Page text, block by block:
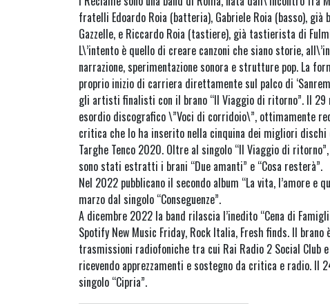
fratelli Edoardo Roia (batteria), Gabriele Roia (basso), già
Gazzelle, e Riccardo Roia (tastiere), già tastierista di
L\’intento è quello di creare canzoni che siano storie,
narrazione, sperimentazione sonora e strutture pop. La
proprio inizio di carriera direttamente sul palco di
gli artisti finalisti con il brano “Il Viaggio di ritorno”. Il
esordio discografico \”Voci di corridoio\”, ottimamente
critica che lo ha inserito nella cinquina dei migliori
Targhe Tenco 2020. Oltre al singolo “Il Viaggio di
sono stati estratti i brani “Due amanti” e “Cosa resterà”.
Nel 2022 pubblicano il secondo album “La vita, l’amore e
marzo dal singolo “Conseguenze”.
A dicembre 2022 la band rilascia l’inedito “Cena di
Spotify New Music Friday, Rock Italia, Fresh finds. Il
trasmissioni radiofoniche tra cui Rai Radio 2 Social Club e
ricevendo apprezzamenti e sostegno da critica e radio. Il
singolo “Cipria”.